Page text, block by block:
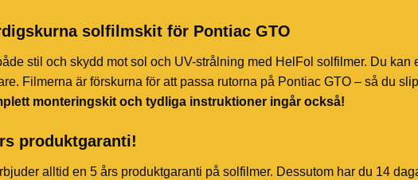
solfilmskit för Pontiac GTO
stil och skydd mot sol och UV-strålning med HelFol solfilmer. Du
Filmerna är förskurna för att passa rutorna på Pontiac GTO – så du
monteringskit och tydliga instruktioner ingår också!
produktgaranti!
alltid en 5 års produktgaranti på solfilmer. Dessutom har du 14